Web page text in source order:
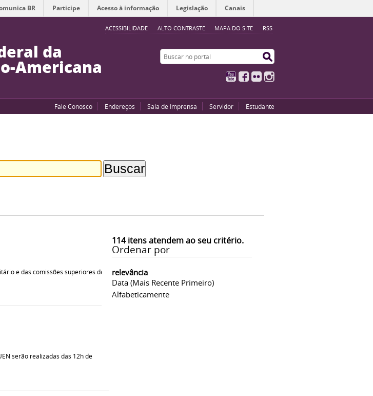
ACESSIBILIDADE ALTO CONTRASTE MAPA DO SITE RSS
BR Participe Acesso à informação Legislação Canais
da
Americana
Buscar no portal
YouTubeFacebook
Flickr
Fale Conosco Endereços Sala de Imprensa Servidor Estudante
114itens atendem ao seu critério.
Ordenar por
relevância
Data (mais Recente Primeiro)
Alfabeticamente
e das comissões superiores de
serão realizadas das 12h de